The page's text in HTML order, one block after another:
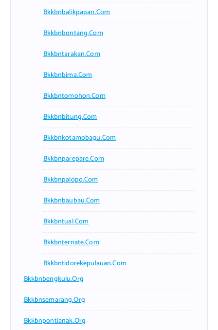
Bkkbnbalikpapan.com
Bkkbnbontang.com
Bkkbntarakan.com
Bkkbnbima.com
Bkkbntomohon.com
Bkkbnbitung.com
Bkkbnkotamobagu.com
Bkkbnparepare.com
Bkkbnpalopo.com
Bkkbnbaubau.com
Bkkbntual.com
Bkkbnternate.com
Bkkbntidorekepulauan.com
Bkkbnbengkulu.org
Bkkbnsemarang.org
Bkkbnpontianak.org